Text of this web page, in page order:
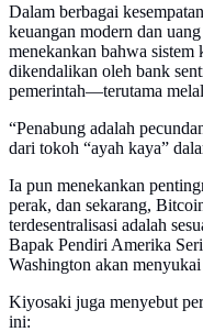
Dalam berbagai
keuangan modern dan
menekankan bahwa
dikendalikan oleh bank
pemerintah—terutama
“Penabung adalah
dari tokoh “ayah kaya”
Ia pun menekankan
perak, dan sekarang,
terdesentralisasi adalah
Bapak Pendiri Amerika
Washington akan
Kiyosaki juga menyebut
ini: